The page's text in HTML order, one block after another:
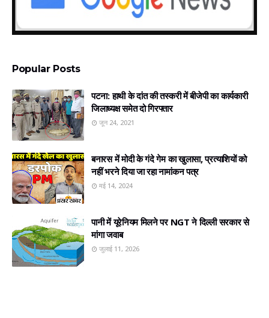
Popular Posts
पटना: हाथी के दांत की तस्करी में बीजेपी का कार्यकारी
जिलाध्यक्ष समेत दो गिरफ्तार
जून 24, 2021
बनारस में मोदी के गंदे गेम का खुलासा, प्रत्‍याशियों को
नहीं भरने दिया जा रहा नामांकन पत्र
मई 14, 2024
पानी में यूरेनियम मिलने पर NGT ने दिल्ली सरकार से
मांगा जवाब
जुलाई 11, 2026